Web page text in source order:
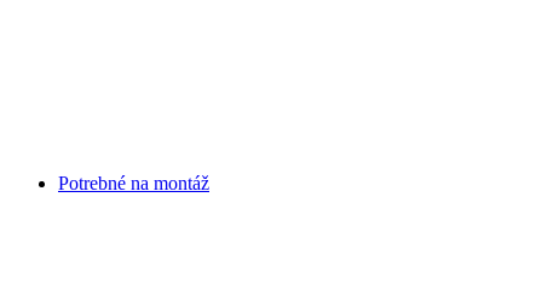
Potrebné na montáž